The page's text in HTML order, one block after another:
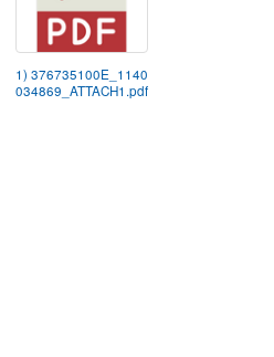
1) 376735100E_1140
034869_ATTACH1.pdf